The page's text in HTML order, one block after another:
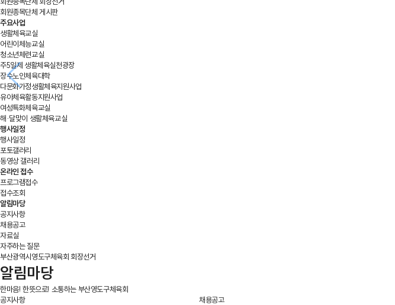
회원종목단체 게시판
주요사업
생활체육교실
어린이체능교실
청소년체련교실
주5일제 생활체육실천광장
장수노인체육대학
다문화가정생활체육지원사업
유아체육활동지원사업
여성특화체육교실
해·달맞이 생활체육교실
행사일정
행사일정
포토갤러리
동영상 갤러리
온라인 접수
프로그램접수
접수조회
알림마당
공지사항
채용공고
자료실
자주하는 질문
부산광역시영도구체육회 회장선거
알림마당
한마음! 한뜻으로! 소통하는 부산영도구체육회
공지사항
채용공고